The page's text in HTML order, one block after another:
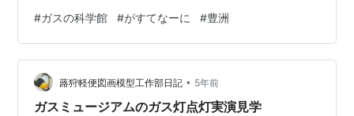
情に駆られた僕は、ここにいってみることにした。 豊洲
から多分10分くらい。ガスの科学館とのこと。 科学館と
いえば思い出すのは川崎の東芝未来科学館。あそこ無料
とは思えないほど良かったんだよね。 入り口から入ると
まず出迎えてくれるのは気球のオブジェ。ガスといえば
#ガスの科学館 #がすてなーに #豊洲
蕗狩軽便図画模型工作部日記 • 5年前
ガスミュージアムのガス灯点灯実演見学